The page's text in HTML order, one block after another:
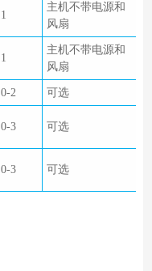
1
主机不带电源和
风扇
1
主机不带电源和
风扇
0-2 可选
0-3 可选
0-3 可选